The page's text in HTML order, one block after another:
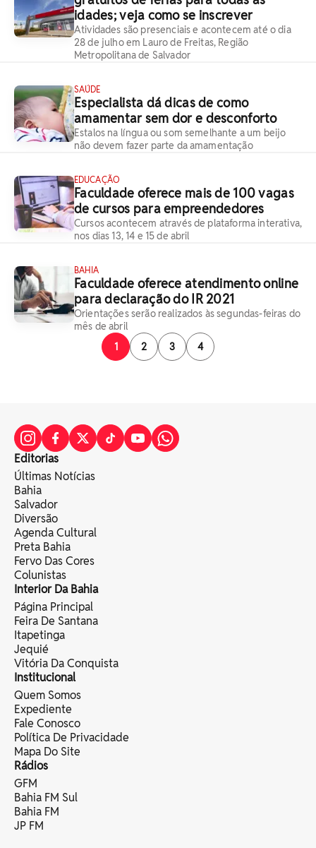
idades; veja como se inscrever
Atividades são presenciais e acontecem até o dia
28 de julho em Lauro de Freitas, Região
Metropolitana de Salvador
SAÚDE
Especialista dá dicas de como
amamentar sem dor e desconforto
Estalos na língua ou som semelhante a um beijo
não devem fazer parte da amamentação
EDUCAÇÃO
Faculdade oferece mais de 100 vagas
de cursos para empreendedores
Cursos acontecem através de plataforma interativa,
nos dias 13, 14 e 15 de abril
BAHIA
Faculdade oferece atendimento online
para declaração do IR 2021
Orientações serão realizados às segundas-feiras do
mês de abril
1
2 3 4
Editorias
Últimas Notícias
Bahia
Salvador
Diversão
Agenda Cultural
Preta Bahia
Fervo Das Cores
Colunistas
Interior Da Bahia
Página Principal
Feira De Santana
Itapetinga
Jequié
Vitória Da Conquista
Institucional
Quem Somos
Expediente
Fale Conosco
Política De Privacidade
Mapa Do Site
Rádios
GFM
Bahia FM Sul
Bahia FM
JP FM